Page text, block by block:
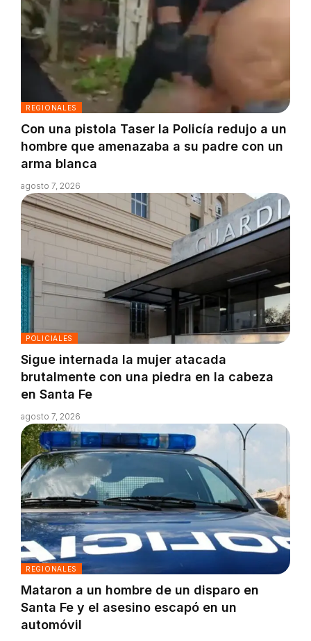
REGIONALES
Con una pistola Taser la Policía redujo a un
hombre que amenazaba a su padre con un
arma blanca
agosto 7, 2026
POLICIALES
Sigue internada la mujer atacada
brutalmente con una piedra en la cabeza
en Santa Fe
agosto 7, 2026
REGIONALES
Mataron a un hombre de un disparo en
Santa Fe y el asesino escapó en un
automóvil